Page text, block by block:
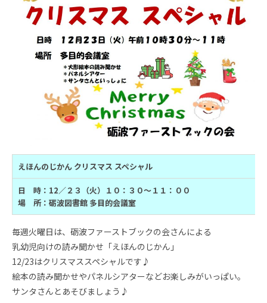
えほんのじかん クリスマス スペシャル
日 時：12／２３（火）１０：３０～１１：００
場 所：砺波図書館 多目的会議室
毎週火曜日は、砺波ファーストブックの会さんによる
乳幼児向けの読み聞かせ「えほんのじかん」
12/23はクリスマススペシャルです♪
絵本の読み聞かせやパネルシアターなどお楽しみがいっぱい。
サンタさんとあそびましょう♪